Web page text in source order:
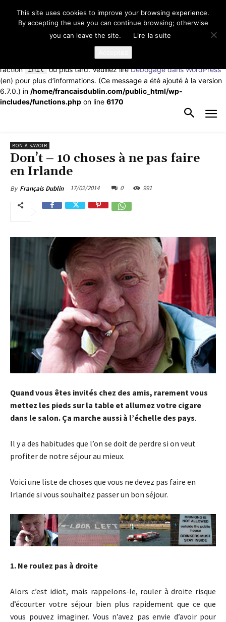
Notice: La fonction _load_textdomain_just_in_time a été appelée de
façonincorrecte. Le chargement de la traduction pour le domaine
td-cloud-library a été déclenché trop tôt. Cela indique
généralement que du code dans l’extension ou le thème s’exécute
trop tôt. Les traductions doivent être chargées au moment de
l’action init ou plus tard. Veuillez lireDébogage dans WordPress
(en) pour plus d’informations. (Ce message a été ajouté à la version
6.7.0.) in /home/francaisdublin.com/public_html/wp-
includes/functions.php on line 6170
BON À SAVOIR
Don’t – 10 choses à ne pas faire
en Irlande
By Français Dublin 17/02/2014 0 991
Quand vous êtes invités chez des amis, rarement vous
mettez les pieds sur la table et allumez votre cigare
dans le salon. Ça marche aussi à l’échelle des pays.
Il y a des habitudes que l’on se doit de perdre si on veut
profiter de notre séjour au mieux.
Voici une liste de choses que vous ne devez pas faire en
Irlande si vous souhaitez passer un bon séjour.
1. Ne roulez pas à droite
Alors c’est idiot, mais rappelons-le, rouler à droite risque
d’écourter votre séjour bien plus rapidement que ce que
vous pouvez imaginer. Vous n’avez pas envie d’avoir pour
This site uses cookies to improve your browsing experience.
By accepting the use you can continue browsing; otherwise
you can leave the site.
Lire la suite